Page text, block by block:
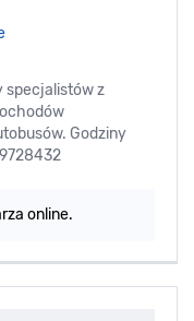
specjalistów z
Godziny
online.